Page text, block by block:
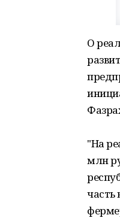
О
"На
млн
часть